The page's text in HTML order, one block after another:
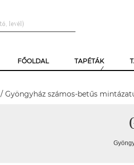
FŐOLDAL TAPÉTÁK
/ Gyöngyház számos-betűs